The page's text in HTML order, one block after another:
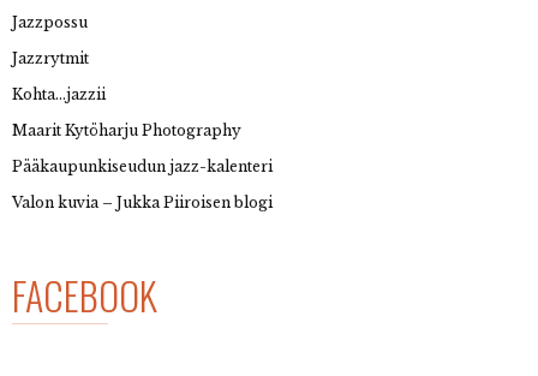
Jazzpossu
Jazzrytmit
Kohta…jazzii
Maarit Kytöharju Photography
Pääkaupunkiseudun jazz-kalenteri
Valon kuvia – Jukka Piiroisen blogi
FACEBOOK